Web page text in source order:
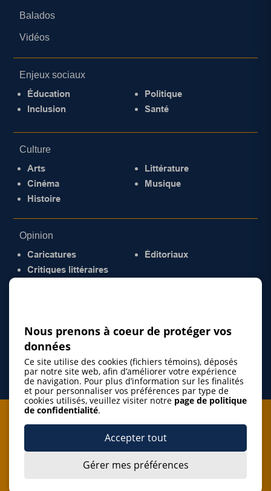
Balados
Vidéos
Enjeux sociaux
Éducation
Inclusion
Politique
Santé
Culture
Arts
Cinéma
Histoire
Littérature
Musique
Opinion
Caricatures
Critiques littéraires
Éditoriaux
Je m'abonne à l'infolettre
J’accepte de m’abonner à l’infolettre de La Gazette de la
Nous prenons à coeur de protéger vos
données
Ce site utilise des cookies (fichiers témoins), déposés
par notre site web, afin d’améliorer votre expérience
de navigation. Pour plus d’information sur les finalités
et pour personnaliser vos préférences par type de
cookies utilisés, veuillez visiter notre page de politique
de confidentialité.
Accepter tout
Gérer mes préférences